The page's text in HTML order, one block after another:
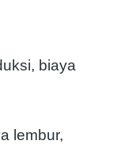
biaya
lembur,